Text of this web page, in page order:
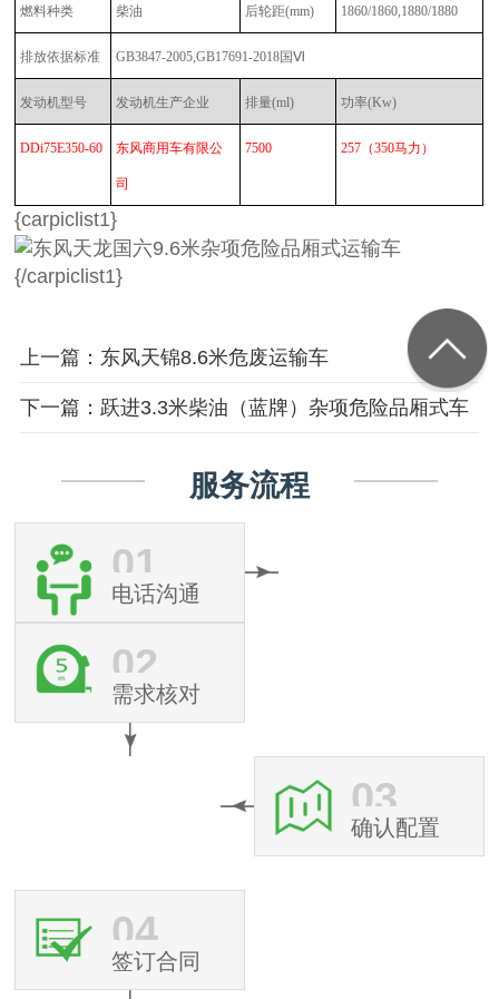
燃料种类 柴油 后轮距(mm) 1860/1860,1880/1880
排放依据标准 GB3847-2005,GB17691-2018国Ⅵ
发动机型号 发动机生产企业 排量(ml) 功率(Kw)
DDi75E350-60 东风商用车有限公
司
7500 257 （350马力 ）
{carpiclist1}
{/carpiclist1}
上一篇：东风天锦8.6米危废运输车
下一篇：跃进3.3米柴油（蓝牌）杂项危险品厢式车
服务流程
01
电话沟通
02
需求核对
03
确认配置
04
签订合同